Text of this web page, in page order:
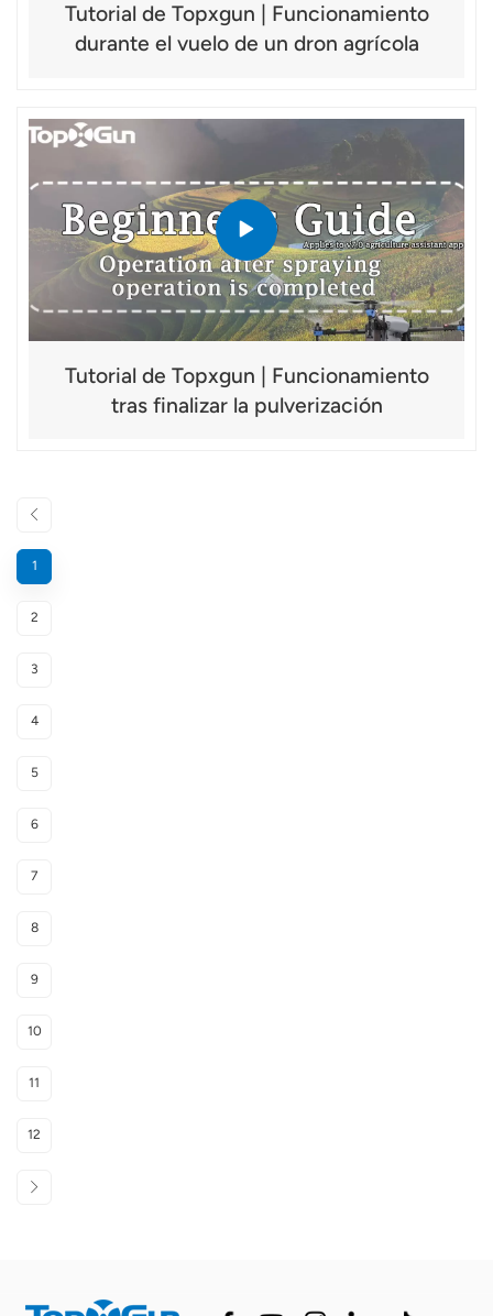
Tutorial de Topxgun | Funcionamiento
durante el vuelo de un dron agrícola
Tutorial de Topxgun | Funcionamiento
tras finalizar la pulverización
1
2
3
4
5
6
7
8
9
10
11
12